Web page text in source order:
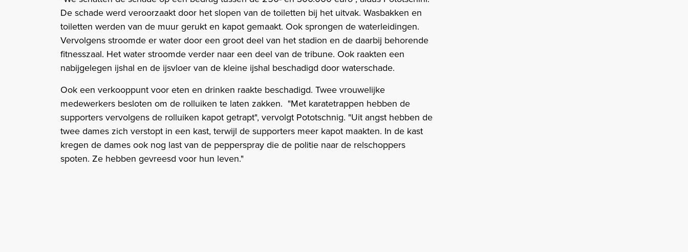
De schade werd veroorzaakt door het slopen van de toiletten bij het uitvak. Wasbakken en
toiletten werden van de muur gerukt en kapot gemaakt. Ook sprongen de waterleidingen.
Vervolgens stroomde er water door een groot deel van het stadion en de daarbij behorende
fitnesszaal. Het water stroomde verder naar een deel van de tribune. Ook raakten een
nabijgelegen ijshal en de ijsvloer van de kleine ijshal beschadigd door waterschade.
Ook een verkooppunt voor eten en drinken raakte beschadigd. Twee vrouwelijke
medewerkers besloten om de rolluiken te laten zakken. "Met karatetrappen hebben de
supporters vervolgens de rolluiken kapot getrapt", vervolgt Pototschnig. "Uit angst hebben de
twee dames zich verstopt in een kast, terwijl de supporters meer kapot maakten. In de kast
kregen de dames ook nog last van de pepperspray die de politie naar de relschoppers
spoten. Ze hebben gevreesd voor hun leven."